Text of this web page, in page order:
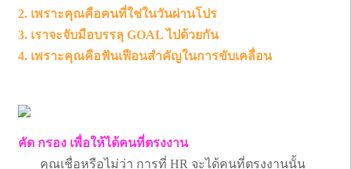
2. เพราะคุณคือคนที่ใช่ในวันผ่านโปร
3. เราจะจับมือบรรลุ GOAL ไปด้วยกัน
4. เพราะคุณคือฟันเฟือนสำคัญในการขับเคลื่อน
คัด กรอง เพื่อให้ได้คนที่ตรงงาน
คุณเชื่อหรือไม่ว่า การที่ HR จะได้คนที่ตรงงานนั้น